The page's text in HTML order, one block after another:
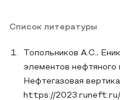
Список литературы
Топольников А.С.,
элементов
Нефтегазовая
https://2023.runeft.ru/